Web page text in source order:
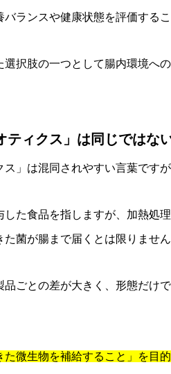
ランスや健康状態を評価するこ
択肢の一つとして腸内環境へ
ティクス」は同じではな
ス」は混同されやすい言葉です
た食品を指しますが、加熱処
菌が腸まで届くとは限りません
ごとの差が大きく、形態だけ
微生物を補給すること」を目